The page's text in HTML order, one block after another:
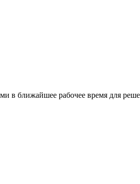
в ближайшее рабочее время для